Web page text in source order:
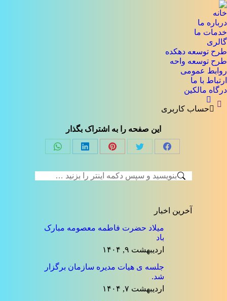
خانه
درباره ما
خدمات ما
گالری
طرح توسعه دهکده
طرح توسعه واحه
روابط عمومی
ارتباط با ما
درگاه مالکین
جستجو:
حساب کاربری
این صفحه را به اشتراک بگذار
Share
Share
Share
Share
Share
جستجو:
آخرین اخبار
میلاد حضرت فاطمه معصومه مبارک
باد
اردیبهشت ۹, ۱۴۰۴
جلسه ی هیات مدیره سازمان برگزار
شد.
اردیبهشت ۷, ۱۴۰۴